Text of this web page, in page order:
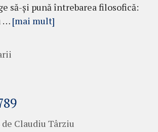
să-și pună întrebarea filosofică:
… [mai mult]
de Claudiu Târziu